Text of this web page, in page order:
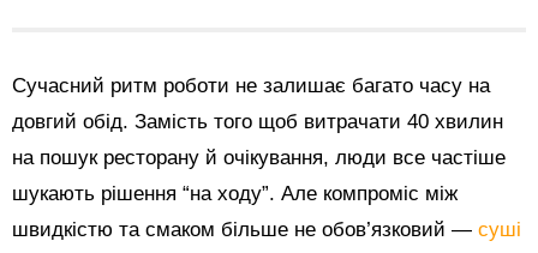
Сучасний ритм роботи не залишає багато часу на
довгий обід. Замість того щоб витрачати 40 хвилин
на пошук ресторану й очікування, люди все частіше
шукають рішення “на ходу”. Але компроміс між
швидкістю та смаком більше не обов’язковий — суші